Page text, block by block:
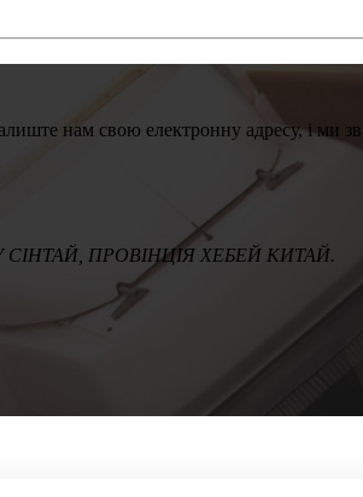
нам свою електронну адресу, і ми
ПРОВІНЦІЯ ХЕБЕЙ КИТАЙ.